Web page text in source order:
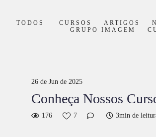
TODOS CURSOS ARTIGOS
GRUPO IMAGEM
26 de Jun de 2025
Conheça Nossos
176 7 3min de